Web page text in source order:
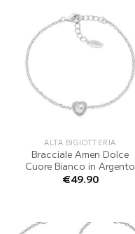
ALTA BIGIOTTERIA
Bracciale Amen Dolce
Cuore Bianco in Argento
€49.90